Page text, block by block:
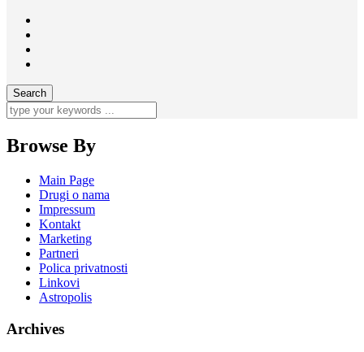
Browse By
Main Page
Drugi o nama
Impressum
Kontakt
Marketing
Partneri
Polica privatnosti
Linkovi
Astropolis
Archives